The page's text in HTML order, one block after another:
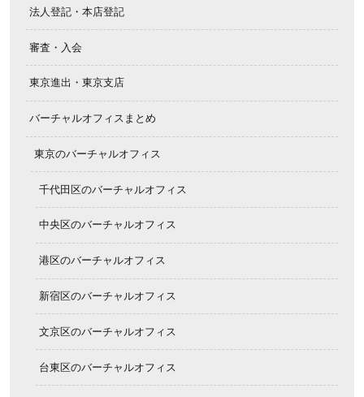
法人登記・本店登記
審査・入会
東京進出・東京支店
バーチャルオフィスまとめ
東京のバーチャルオフィス
千代田区のバーチャルオフィス
中央区のバーチャルオフィス
港区のバーチャルオフィス
新宿区のバーチャルオフィス
文京区のバーチャルオフィス
台東区のバーチャルオフィス